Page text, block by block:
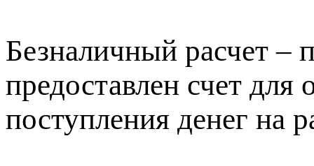
Безналичный расчет –
предоставлен счет для
поступления денег на